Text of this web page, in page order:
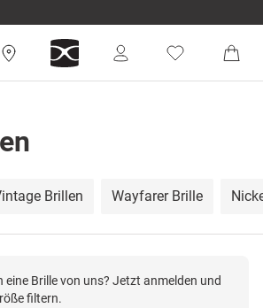
Brillen Wayfarer Brille
eine Brille von uns? Jetzt anmelden und
filtern.